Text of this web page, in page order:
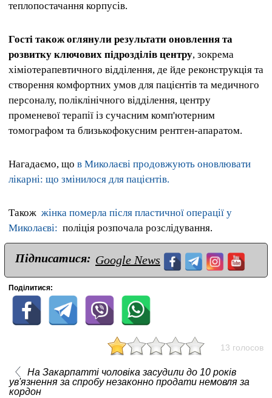
теплопостачання корпусів.
Гості також оглянули результати оновлення та
розвитку ключових підрозділів центру, зокрема
хіміотерапевтичного відділення, де йде реконструкція та
створення комфортних умов для пацієнтів та медичного
персоналу, поліклінічного відділення, центру
променевої терапії із сучасним комп'ютерним
томографом та близькофокусним рентген-апаратом.
Нагадаємо, що в Миколаєві продовжують оновлювати
лікарні: що змінилося для пацієнтів.
Також жінка померла після пластичної операції у
Миколаєві: поліція розпочала розслідування.
Підписатися: Google News
Поділитися:
13 голосов
На Закарпатті чоловіка засудили до 10 років
ув'язнення за спробу незаконно продати немовля за
кордон